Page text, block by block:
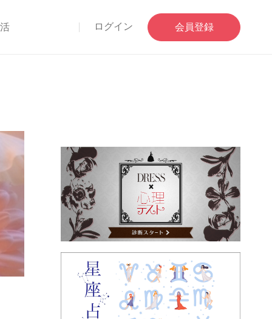
ログイン 会員登録